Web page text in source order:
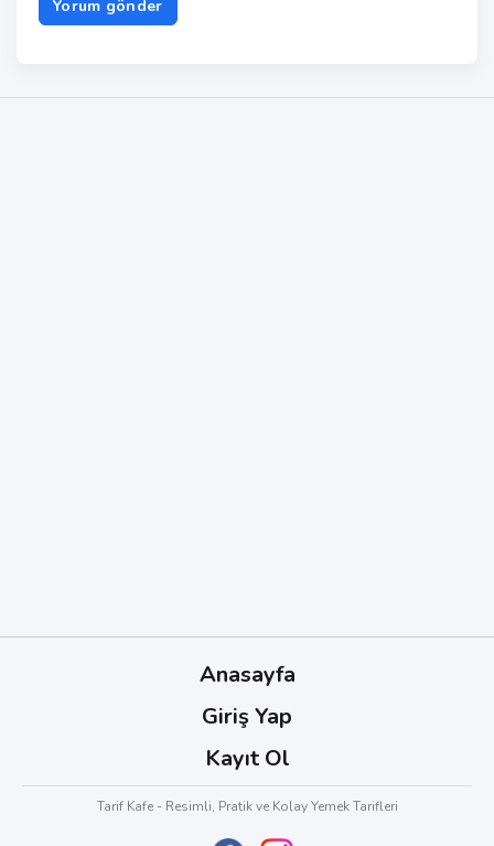
Anasayfa
Giriş Yap
Kayıt Ol
Tarif Kafe - Resimli, Pratik ve Kolay Yemek Tarifleri